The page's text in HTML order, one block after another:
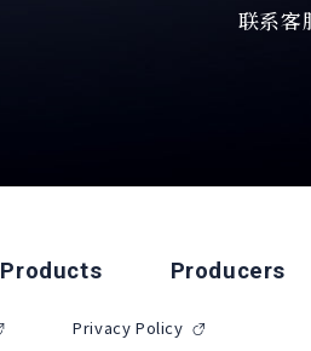
联系客
Products Producers
Privacy Policy